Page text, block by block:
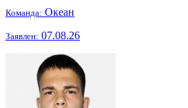
Команда: Океан
Заявлен: 07.08.26